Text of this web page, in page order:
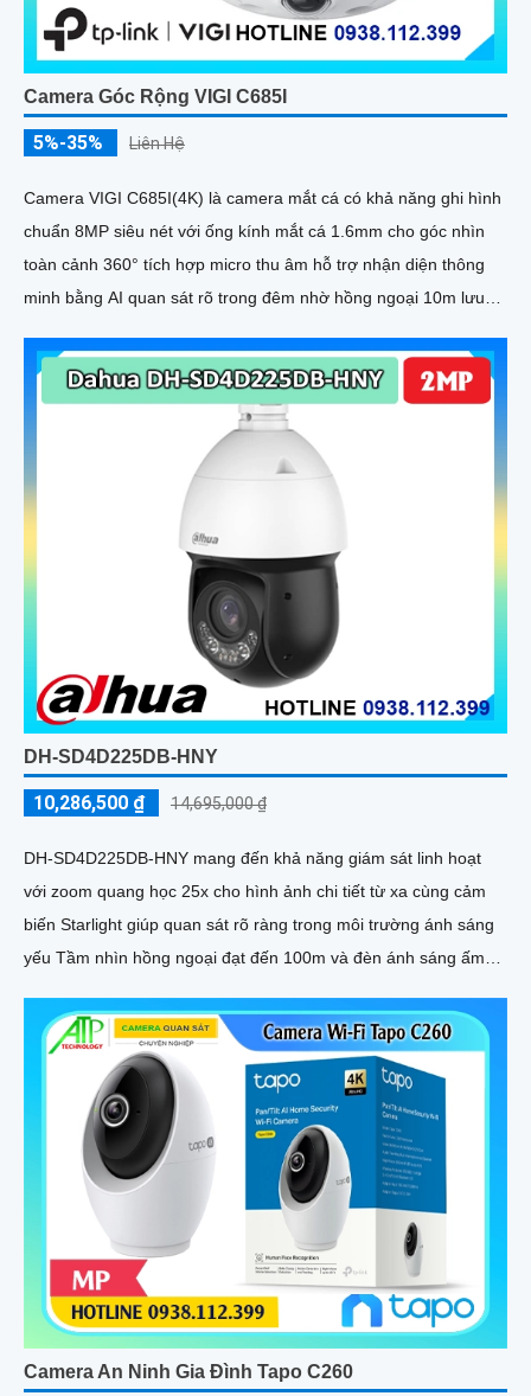
Camera Góc Rộng VIGI C685I
5%-35% Liên Hệ
Camera VIGI C685I(4K) là camera mắt cá có khả năng ghi hình
chuẩn 8MP siêu nét với ống kính mắt cá 1.6mm cho góc nhìn
toàn cảnh 360° tích hợp micro thu âm hỗ trợ nhận diện thông
minh bằng AI quan sát rõ trong đêm nhờ hồng ngoại 10m lưu
PoE hoặc DC 12V
DH-SD4D225DB-HNY
10,286,500 ₫ 14,695,000 ₫
DH-SD4D225DB-HNY mang đến khả năng giám sát linh hoạt
với zoom quang học 25x cho hình ảnh chi tiết từ xa cùng cảm
biến Starlight giúp quan sát rõ ràng trong môi trường ánh sáng
yếu Tầm nhìn hồng ngoại đạt đến 100m và đèn ánh sáng ấm
nước IP67 cùng tốc độ khung hình 30fps@1080p ổn định
Camera An Ninh Gia Đình Tapo C260